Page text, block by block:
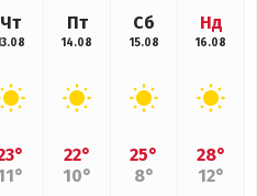
Чт Пт
14.08
22°
10°
Сб
15.08
25°
8°
Нд
16.08
28°
12°